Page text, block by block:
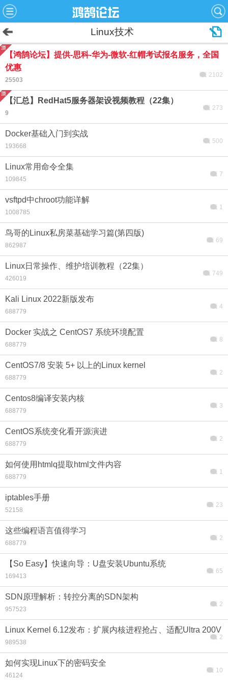
Linux技术
【鸿鹄论坛】提供-思科-华为-微软-红帽考试报名服务，全国
优惠
25503
2102
【汇总】RedHat5服务器架设视频教程（22集）
9
273
Docker基础入门到实战
193668
500
Linux常用命令全集
109845
7
vsftpd中chroot功能详解
1008785
1
鸟哥的Linux私房菜基础学习篇(第四版)
862987
69
Linux日常操作、维护培训教程（22集）
426019
749
Kali Linux 2022新版发布
688779
4
Docker 实战之 CentOS7 系统环境配置
688779
8
CentOS7/8 安装 5+ 以上的Linux kernel
688779
2
Centos8编译安装内核
688779
3
CentOS系统变化看开源演进
688779
2
如何使用htmlq提取html文件内容
688779
1
iptables手册
52158
23
这些编程语言值得学习
688779
2
【So Easy】快速向导：U盘安装Ubuntu系统
169413
65
SDN原理解析：转控分离的SDN架构
957523
2
Linux Kernel 6.12发布：扩展内核进程抢占、适配Ultra 200V
989538
2
如何实现Linux下的密码安全
46124
10